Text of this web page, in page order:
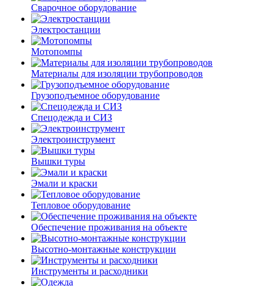
Сварочное оборудование
Электростанции
Мотопомпы
Материалы для изоляции трубопроводов
Грузоподъемное оборудование
Спецодежда и СИЗ
Электроинструмент
Вышки туры
Эмали и краски
Тепловое оборудование
Обеспечение проживания на объекте
Высотно-монтажные конструкции
Инструменты и расходники